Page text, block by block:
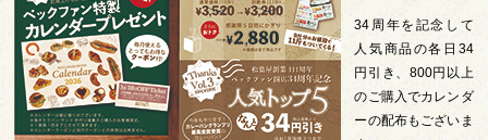
34周年を記念して
人気商品の各日34
円引き、800円以上
のご購入でカレンダ
ーの配布もございま